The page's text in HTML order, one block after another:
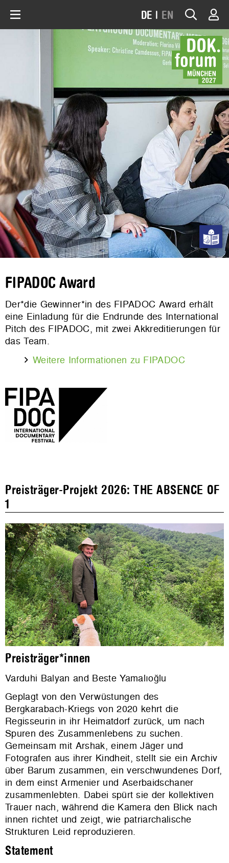
DE | EN
FIPADOC Award
Der*die Gewinner*in des FIPADOC Award erhält
eine Einladung für die Endrunde des International
Pitch des FIPADOC, mit zwei Akkreditierungen für
das Team.
Weitere Informationen zu FIPADOC
Preisträger-Projekt 2026: THE ABSENCE OF
1
Preisträger*innen
Varduhi Balyan and Beste Yamalıoğlu
Geplagt von den Verwüstungen des
Bergkarabach-Kriegs von 2020 kehrt die
Regisseurin in ihr Heimatdorf zurück, um nach
Spuren des Zusammenlebens zu suchen.
Gemeinsam mit Arshak, einem Jäger und
Fotografen aus ihrer Kindheit, stellt sie ein Archiv
über Barum zusammen, ein verschwundenes Dorf,
in dem einst Armenier und Aserbaidschaner
zusammenlebten. Dabei spürt sie der kollektiven
Trauer nach, während die Kamera den Blick nach
innen richtet und zeigt, wie patriarchalische
Strukturen Leid reproduzieren.
Statement